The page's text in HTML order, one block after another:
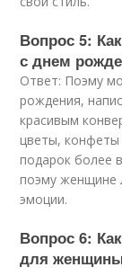
Вопрос 5:
с днем
Ответ: Поэму
рождения,
красивым
цветы, конфеты
подарок более
поэму женщине
эмоции.
Вопрос 6:
для